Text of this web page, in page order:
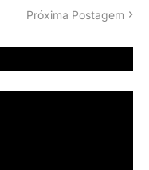
Próxima Postagem